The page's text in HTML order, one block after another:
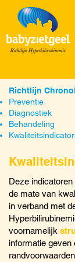
Richtlijn
Preventie
Diagnostiek
Behandeling
Deze
de mate van
in verband met
voornamelijk
informatie